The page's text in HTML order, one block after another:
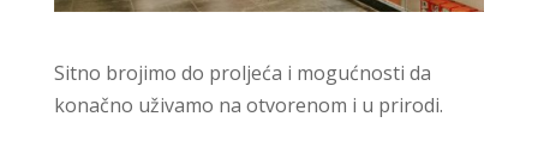
Sitno brojimo do proljeća i mogućnosti da
konačno uživamo na otvorenom i u prirodi.